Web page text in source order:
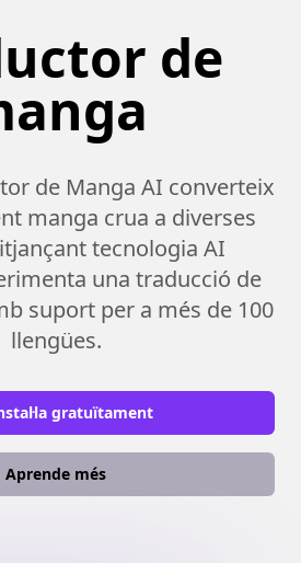
de
de Manga AI converteix
manga crua a diverses
tecnologia AI
una traducció de
suport per a més de 100
llengües.
gratuïtament
Aprende més